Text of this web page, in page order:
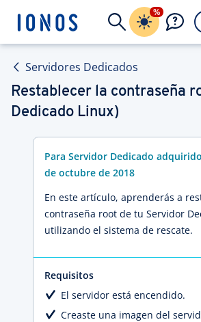
%
Servidores Dedicados
Restablecer la contraseña
Dedicado Linux)
Para Servidor Dedicado
de octubre de 2018
En este artículo, aprenderás a
contraseña root de tu Servidor
utilizando el sistema de rescate.
Requisitos
El servidor está encendido.
Creaste una imagen del